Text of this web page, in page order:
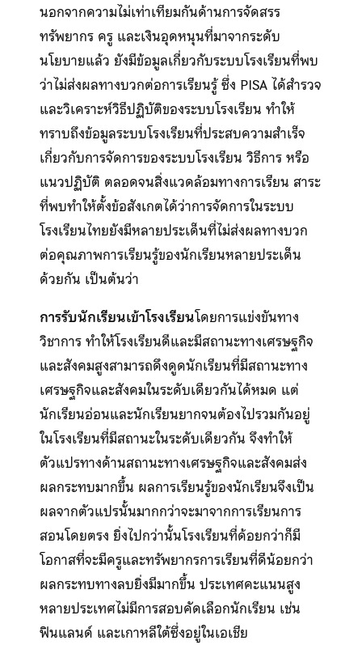
นอกจากความไม่เท่าเทียมกันด้านการจัดสรร
ทรัพยากร ครู และเงินอุดหนุนที่มาจากระดับ
นโยบายแล้ว ยังมีข้อมูลเกี่ยวกับระบบโรงเรียนที่พบ
ว่าไม่ส่งผลทางบวกต่อการเรียนรู้ ซึ่ง PISA ได้สำรวจ
และวิเคราะห์วิธีปฏิบัติของระบบโรงเรียน ทำให้
ทราบถึงข้อมูลระบบโรงเรียนที่ประสบความสำเร็จ
เกี่ยวกับการจัดการของระบบโรงเรียน วิธีการ หรือ
แนวปฏิบัติ ตลอดจนสิ่งแวดล้อมทางการเรียน สาระ
ที่พบทำให้ตั้งข้อสังเกตได้ว่าการจัดการในระบบ
โรงเรียนไทยยังมีหลายประเด็นที่ไม่ส่งผลทางบวก
ต่อคุณภาพการเรียนรู้ของนักเรียนหลายประเด็น
ด้วยกัน เป็นต้นว่า
การรับนักเรียนเข้าโรงเรียนโดยการแข่งขันทาง
วิชาการ ทำให้โรงเรียนดีและมีสถานะทางเศรษฐกิจ
และสังคมสูงสามารถดึงดูดนักเรียนที่มีสถานะทาง
เศรษฐกิจและสังคมในระดับเดียวกันได้หมด แต่
นักเรียนอ่อนและนักเรียนยากจนต้องไปรวมกันอยู่
ในโรงเรียนที่มีสถานะในระดับเดียวกัน จึงทำให้
ตัวแปรทางด้านสถานะทางเศรษฐกิจและสังคมส่ง
ผลกระทบมากขึ้น ผลการเรียนรู้ของนักเรียนจึงเป็น
ผลจากตัวแปรนั้นมากกว่าจะมาจากการเรียนการ
สอนโดยตรง ยิ่งไปกว่านั้นโรงเรียนที่ด้อยกว่าก็มี
โอกาสที่จะมีครูและทรัพยากรการเรียนที่ดีน้อยกว่า
ผลกระทบทางลบยิ่งมีมากขึ้น ประเทศคะแนนสูง
หลายประเทศไม่มีการสอบคัดเลือกนักเรียน เช่น
ฟินแลนด์ และเกาหลีใต้ซึ่งอยู่ในเอเชีย